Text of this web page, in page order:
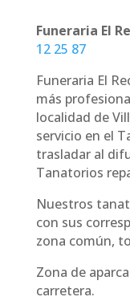
Funeraria El
12 25 87
Funeraria El
más
localidad de
servicio en el
trasladar al
Tanatorios
Nuestros
con sus
zona común,
Zona de
carretera.